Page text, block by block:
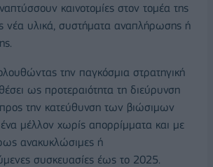
καινοτομίες στον τομέα της
νέα υλικά, συστήματα αναπλήρωσης ή
την παγκόσμια στρατηγική
θέσει ως προτεραιότητα τη διεύρυνση
την κατεύθυνση των βιώσιμων
μέλλον χωρίς απορρίμματα και με
ανακυκλώσιμες ή
συσκευασίες έως το 2025.